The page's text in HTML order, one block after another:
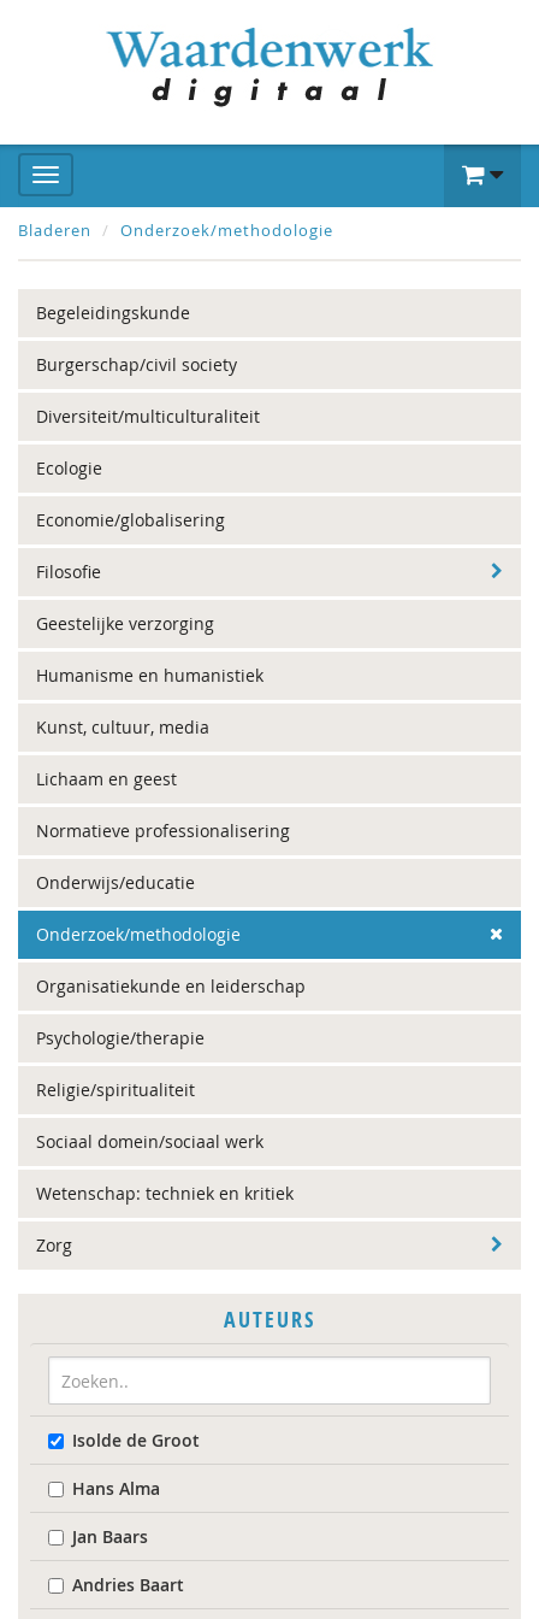
Bladeren Onderzoek/methodologie
Begeleidingskunde
Burgerschap/civil society
Diversiteit/multiculturaliteit
Ecologie
Economie/globalisering
Filosofie
Geestelijke verzorging
Humanisme en humanistiek
Kunst, cultuur, media
Lichaam en geest
Normatieve professionalisering
Onderwijs/educatie
Onderzoek/methodologie
Organisatiekunde en leiderschap
Psychologie/therapie
Religie/spiritualiteit
Sociaal domein/sociaal werk
Wetenschap: techniek en kritiek
Zorg
AUTEURS
Isolde de Groot
Hans Alma
Jan Baars
Andries Baart